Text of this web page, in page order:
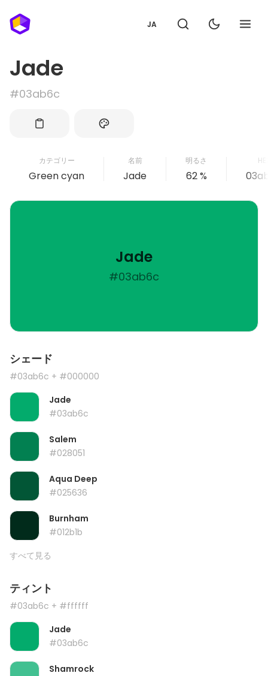
JA
Jade
#03ab6c
カテゴリー
Green cyan
名前
Jade
明るさ
62 %
Jade
#03ab6c
シェード
#03ab6c + #000000
Jade
#03ab6c
Salem
#028051
Aqua Deep
#025636
Burnham
#012b1b
すべて見る
ティント
#03ab6c + #ffffff
Jade
#03ab6c
Shamrock